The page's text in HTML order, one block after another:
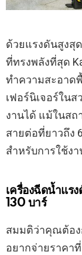
ด้วยแรงดันสูงสุ
ที่ทรงพลังที่สุด
ทำความสะอาด
เฟอร์นิเจอร์ใน
งานได้ แม้ในส
สายต่อที่ยาวถึง
สำหรับการใช้ง
เครื่องฉีดน้ำแร
130 บาร์
สมมติว่าคุณต้อ
อยากจ่ายราคา